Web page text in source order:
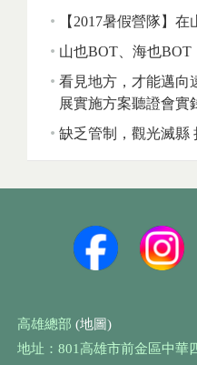
【2017暑假營隊】
山也BOT、海也BOT
看見地方，才能邁向
展實施方案聽證會實
缺乏管制，觀光滅縣
高雄總部 (地圖)
地址：801高雄市前金區中華